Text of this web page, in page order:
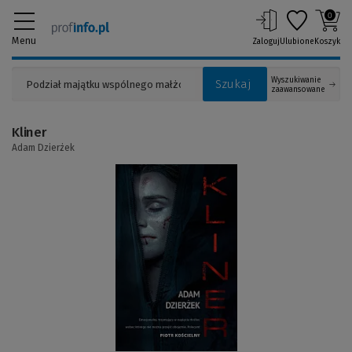
Menu
Szukaj
Wyszukiwanie
zaawansowane
ZalogujUlubione
0
Koszyk
Kliner
Adam Dzierżek